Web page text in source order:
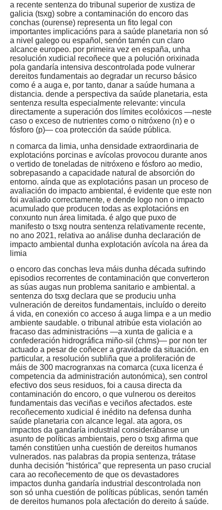
a recente sentenza do tribunal superior de xustiza de
galicia (tsxg) sobre a contaminación do encoro das
conchas (ourense) representa un fito legal con
importantes implicacións para a saúde planetaria non só
a nivel galego ou español, senón tamén cun claro
alcance europeo. por primeira vez en españa, unha
resolución xudicial recoñece que a polución orixinada
pola gandaría intensiva descontrolada pode vulnerar
dereitos fundamentais ao degradar un recurso básico
como é a auga e, por tanto, danar a saúde humana a
distancia. dende a perspectiva da saúde planetaria, esta
sentenza resulta especialmente relevante: vincula
directamente a superación dos límites ecolóxicos —neste
caso o exceso de nutrientes como o nitróxeno (n) e o
fósforo (p)— coa protección da saúde pública.
n comarca da limia, unha densidade extraordinaria de
explotacións porcinas e avícolas provocou durante anos
o vertido de toneladas de nitróxeno e fósforo ao medio,
sobrepasando a capacidade natural de absorción do
entorno. aínda que as explotacións pasan un proceso de
avaliación do impacto ambiental, é evidente que este non
foi avaliado correctamente, e dende logo non o impacto
acumulado que producen todas as explotacións en
conxunto nun área limitada. é algo que puxo de
manifesto o tsxg noutra sentenza relativamente recente,
no ano 2021, relativa ao análise dunha declaración de
impacto ambiental dunha explotación avícola na área da
limia
o encoro das conchas leva máis dunha década sufrindo
episodios recorrentes de contaminación que converteron
as súas augas nun problema sanitario e ambiental. a
sentenza do tsxg declara que se produciu unha
vulneración de dereitos fundamentais, incluído o dereito
á vida, en conexión co acceso á auga limpa e a un medio
ambiente saudable. o tribunal atribúe esta violación ao
fracaso das administracións —a xunta de galicia e a
confederación hidrográfica miño-sil (chms)— por non ter
actuado a pesar de coñecer a gravidade da situación. en
particular, a resolución subliña que a proliferación de
máis de 300 macrogranxas na comarca (cuxa licenza é
competencia da administración autonómica), sen control
efectivo dos seus residuos, foi a causa directa da
contaminación do encoro, o que vulnerou os dereitos
fundamentais das veciñas e veciños afectados. este
recoñecemento xudicial é inédito na defensa dunha
saúde planetaria con alcance legal. ata agora, os
impactos da gandaría industrial considerábanse un
asunto de políticas ambientais, pero o tsxg afirma que
tamén constitúen unha cuestión de dereitos humanos
vulnerados. nas palabras da propia sentenza, trátase
dunha decisión “histórica” que representa un paso crucial
cara ao recoñecemento de que os devastadores
impactos dunha gandaría industrial descontrolada non
son só unha cuestión de políticas públicas, senón tamén
de dereitos humanos pola afectación do dereito á saúde.